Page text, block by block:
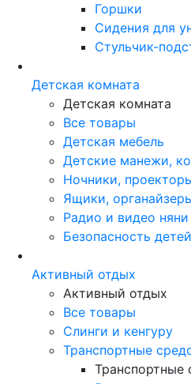
Горшки
Сидения для
Стульчик-
Детская комната
Детская комната
Все товары
Детская мебель
Детские манежи,
Ночники,
Ящики,
Радио и видео няни
Безопасность
Активный отдых
Активный отдых
Все товары
Слинги и кенгуру
Транспортные
Транспортные